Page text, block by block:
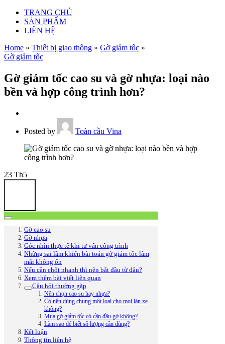
TRANG CHỦ
SẢN PHẨM
LIÊN HỆ
Home » Thiết bị giao thông » Gờ giảm tốc »
Gờ giảm tốc
Gờ giảm tốc cao su và gờ nhựa: loại nào
bền và hợp công trình hơn?
Posted by Toàn cầu Vina
23 Th5
Gờ cao su
Gờ nhựa
Góc nhìn thực tế khi tư vấn công trình
Những sai lầm khiến bài toán gờ giảm tốc làm
mãi không ổn
Nếu cần chốt nhanh thì nên bắt đầu từ đâu?
Xem thêm bài viết liên quan
Câu hỏi thường gặp
Nên chọn cao su hay nhựa?
Có nên dùng chung một loại cho mọi làn xe
không?
Mua gờ giảm tốc có cần đầu gờ không?
Làm sao để biết số lượng cần dùng?
Kết luận
Thông tin liên hệ